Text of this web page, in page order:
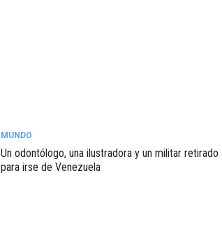
MUNDO
Un odontólogo, una ilustradora y un militar
para irse de Venezuela